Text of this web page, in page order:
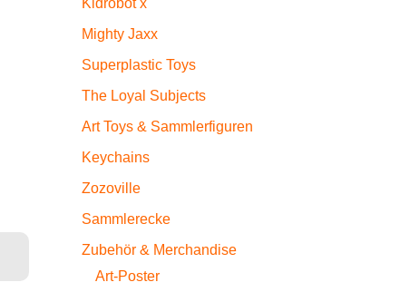
Kidrobot x
Mighty Jaxx
Superplastic Toys
The Loyal Subjects
Art Toys & Sammlerfiguren
Keychains
Zozoville
Sammlerecke
Zubehör & Merchandise
Art-Poster